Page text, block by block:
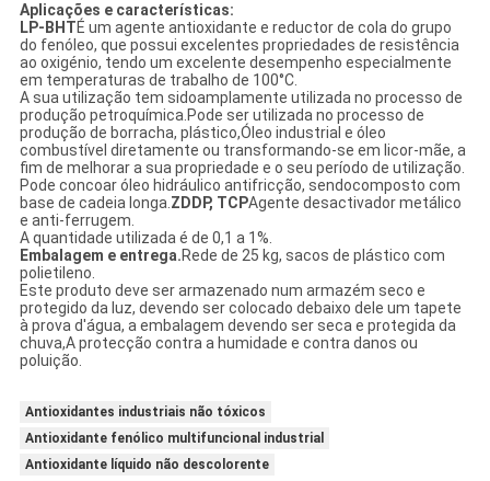
Aplicações e características:
LP-BHTÉ um agente antioxidante e reductor de cola do grupo
do fenóleo, que possui excelentes propriedades de resistência
ao oxigénio, tendo um excelente desempenho especialmente
em temperaturas de trabalho de 100°C.
A sua utilização tem sidoamplamente utilizada no processo de
produção petroquímica.Pode ser utilizada no processo de
produção de borracha, plástico,Óleo industrial e óleo
combustível diretamente ou transformando-se em licor-mãe, a
fim de melhorar a sua propriedade e o seu período de utilização.
Pode concoar óleo hidráulico antifricção, sendocomposto com
base de cadeia longa.ZDDP, TCPAgente desactivador metálico
e anti-ferrugem.
A quantidade utilizada é de 0,1 a 1%.
Embalagem e entrega.Rede de 25 kg, sacos de plástico com
polietileno.
Este produto deve ser armazenado num armazém seco e
protegido da luz, devendo ser colocado debaixo dele um tapete
à prova d'água, a embalagem devendo ser seca e protegida da
chuva,A protecção contra a humidade e contra danos ou
poluição.
Antioxidantes industriais não tóxicos
Antioxidante fenólico multifuncional industrial
Antioxidante líquido não descolorente